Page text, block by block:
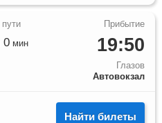
19:50
Глазов
Автовокзал
0мин
Найти билеты